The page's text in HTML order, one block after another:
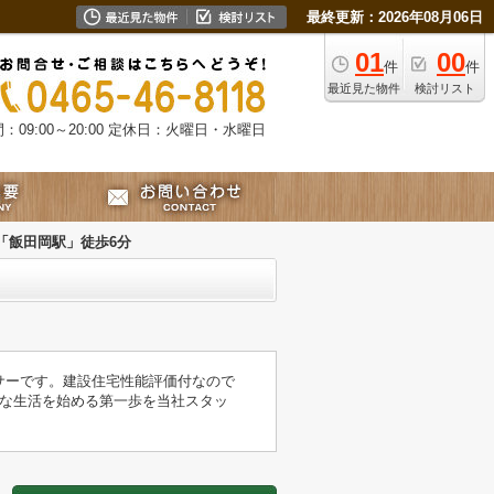
最終更新：2026年08月06日
01件
最近見た物件
00件
検討リスト
：09:00～20:00 定休日：火曜日・水曜日
田岡駅」徒歩6分
です。建設住宅性能評価付なので
生活を始める第一歩を当社スタッ